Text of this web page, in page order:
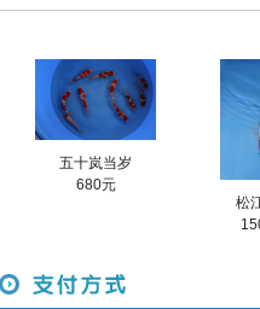
五十岚当岁
680元
松